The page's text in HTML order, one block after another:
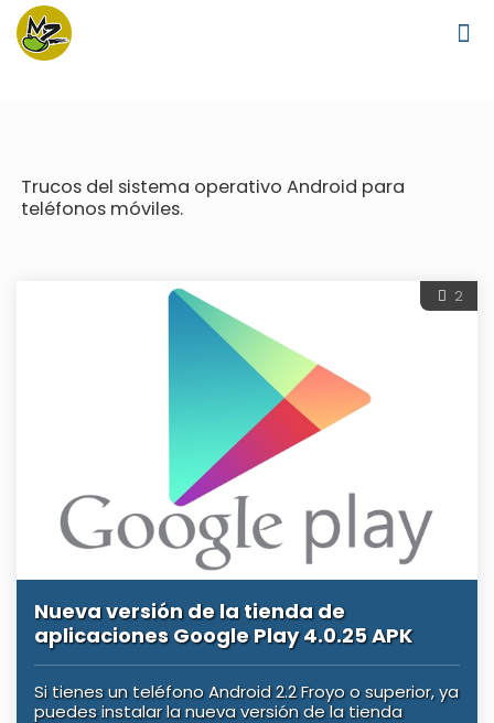
Trucos del sistema operativo Android para
teléfonos móviles.
2
Nueva versión de la tienda de
aplicaciones Google Play 4.0.25 APK
Si tienes un teléfono Android 2.2 Froyo o superior, ya
puedes instalar la nueva versión de la tienda